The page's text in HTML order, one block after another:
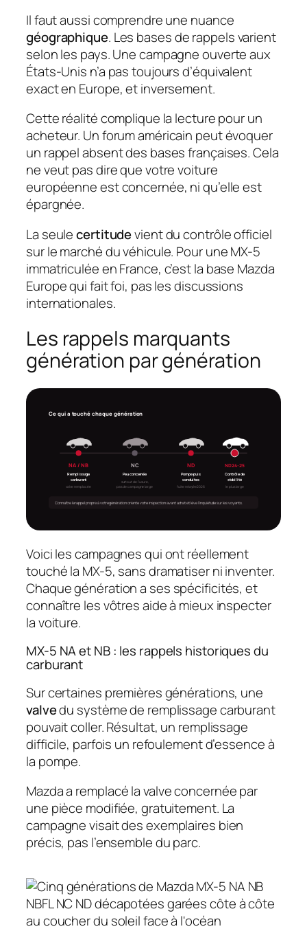
Il faut aussi comprendre une nuance
géographique. Les bases de rappels varient
selon les pays. Une campagne ouverte aux
États-Unis n’a pas toujours d’équivalent
exact en Europe, et inversement.
Cette réalité complique la lecture pour un
acheteur. Un forum américain peut évoquer
un rappel absent des bases françaises. Cela
ne veut pas dire que votre voiture
européenne est concernée, ni qu’elle est
épargnée.
La seulecertitudevient du contrôle officiel
sur le marché du véhicule. Pour une MX-5
immatriculée en France, c’est la base Mazda
Europe qui fait foi, pas les discussions
internationales.
Les rappels marquants
génération par génération
Ce qui a touché chaque génération
NA / NB
Remplissage
carburant
valve remplacée
NC
Peu concernée
surtout de l’usure,
pas de campagne large
ND
Pompe puis
conduites
fuite relayée 2026
ND 24-25
Contrôle de
stabilité
le plus large
Connaître le rappel propre à votre génération oriente votre inspection avant achat et lève l’inquiétude sur les voyants.
Voici les campagnes qui ont réellement
touché la MX-5, sans dramatiser ni inventer.
Chaque génération a ses spécificités, et
connaître les vôtres aide à mieux inspecter
la voiture.
MX-5 NA et NB : les rappels historiques du
carburant
Sur certaines premières générations, une
valvedu système de remplissage carburant
pouvait coller. Résultat, un remplissage
difficile, parfois un refoulement d’essence à
la pompe.
Mazda a remplacé la valve concernée par
une pièce modifiée, gratuitement. La
campagne visait des exemplaires bien
précis, pas l’ensemble du parc.